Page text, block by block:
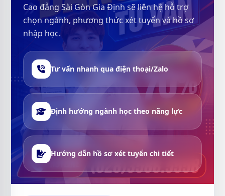
Cao đẳng Sài Gòn Gia Định sẽ liên hệ hỗ trợ
chọn ngành, phương thức xét tuyển và hồ sơ
nhập học.
Tư vấn nhanh qua điện thoại/Zalo
Định hướng ngành học theo năng lực
Hướng dẫn hồ sơ xét tuyển chi tiết